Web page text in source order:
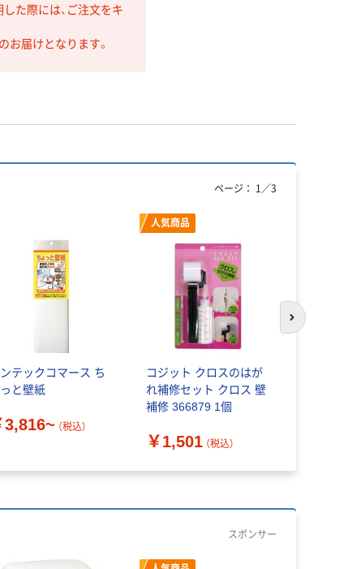
た際には、ご注文をキ
お届けとなります。
テックコマース ち
と壁紙
3,816~ （税込）
人気商品
コジット クロスのはが
れ補修セット クロス 壁
補修 366879 1個
￥1,501 （税込）
ページ： 1 ／3
次のスライド
スポンサー